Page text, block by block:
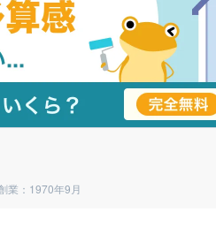
業：1970年9月